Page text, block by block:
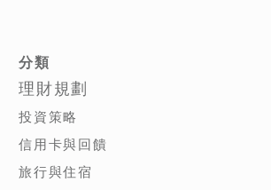
分類
理財規劃
投資策略
信用卡與回饋
旅行與住宿